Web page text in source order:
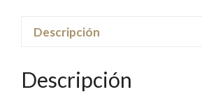
se
Descripción
Descripción